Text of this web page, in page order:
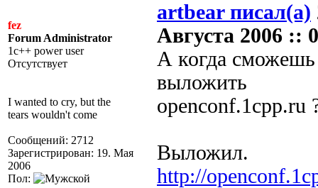
fez
Forum Administrator
1c++ power user
Отсутствует
I wanted to cry, but the
tears wouldn't come
Сообщений: 2712
Зарегистрирован: 19. Мая
2006
Пол:
artbear писал(а)
Августа 2006 ::
А когда сможешь
выложить
openconf.1cpp.ru
Выложил.
http://